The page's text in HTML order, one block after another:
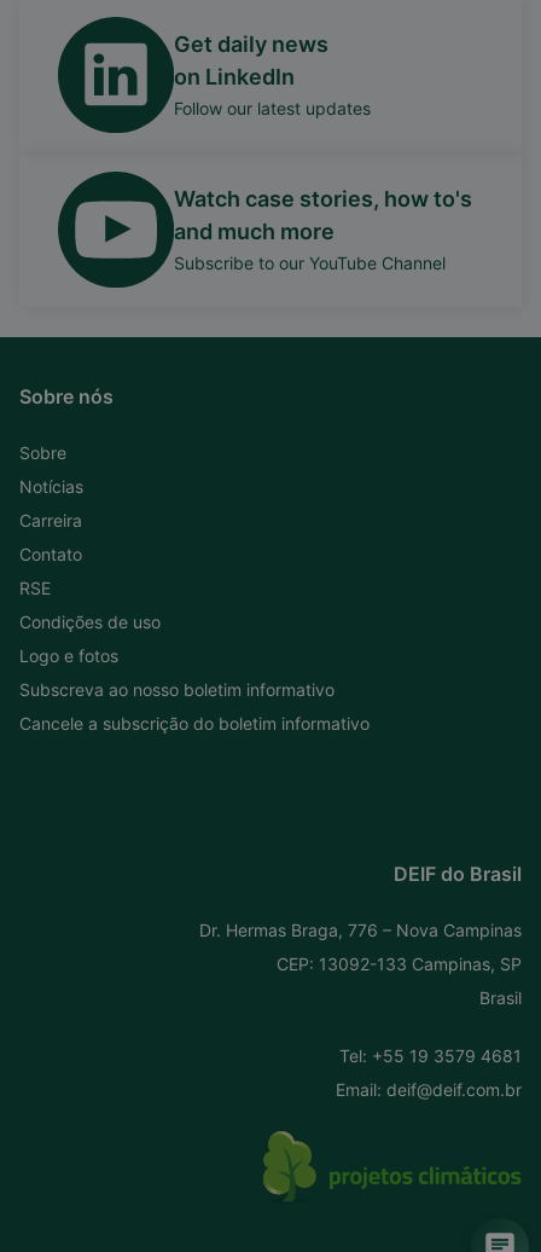
Get daily news
on LinkedIn
Follow our latest updates
Watch case stories, how to's
and much more
Subscribe to our YouTube Channel
Sobre nós
Sobre
Notícias
Carreira
Contato
RSE
Condições de uso
Logo e fotos
Subscreva ao nosso boletim informativo
Cancele a subscrição do boletim informativo
DEIF do Brasil
Dr. Hermas Braga, 776 – Nova Campinas
CEP: 13092-133 Campinas, SP
Brasil
Tel: +55 19 3579 4681
Email: deif@deif.com.br